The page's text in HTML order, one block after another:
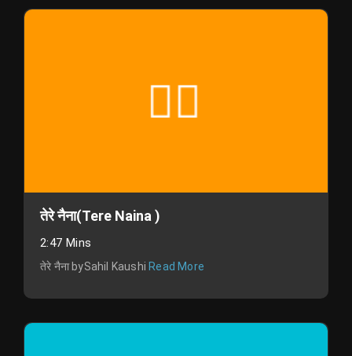
तेरे नैना(Tere Naina )
2:47 Mins
तेरे नैना bySahil Kaushi Read More